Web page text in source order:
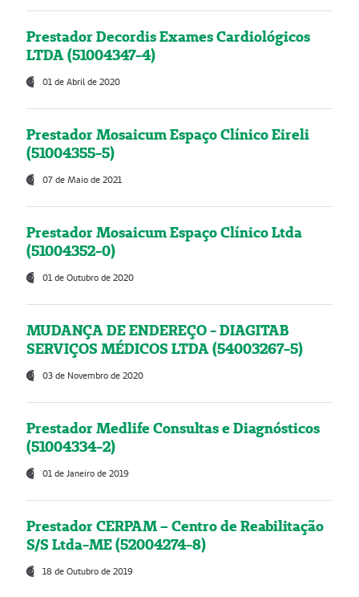
Prestador Decordis Exames Cardiológicos
LTDA (51004347-4)
01 de Abril de 2020
Prestador Mosaicum Espaço Clínico Eireli
(51004355-5)
07 de Maio de 2021
Prestador Mosaicum Espaço Clínico Ltda
(51004352-0)
01 de Outubro de 2020
MUDANÇA DE ENDEREÇO - DIAGITAB
SERVIÇOS MÉDICOS LTDA (54003267-5)
03 de Novembro de 2020
Prestador Medlife Consultas e Diagnósticos
(51004334-2)
01 de Janeiro de 2019
Prestador CERPAM – Centro de Reabilitação
S/S Ltda-ME (52004274-8)
18 de Outubro de 2019